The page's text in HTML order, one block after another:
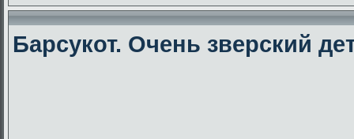
Барсукот. Очень зверский